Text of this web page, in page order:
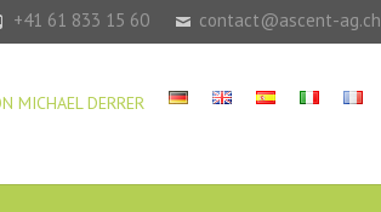
+41 61 833 15 60 contact@ascent-ag.ch
MICHAEL DERRER